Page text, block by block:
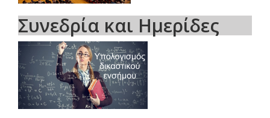
Συνεδρία και Ημερίδες